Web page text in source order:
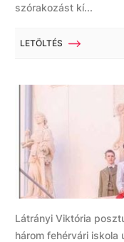
szórakozást kí...
LETÖLTÉS
Látrányi Viktória
három fehérvári iskola